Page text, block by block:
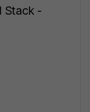
Stack -